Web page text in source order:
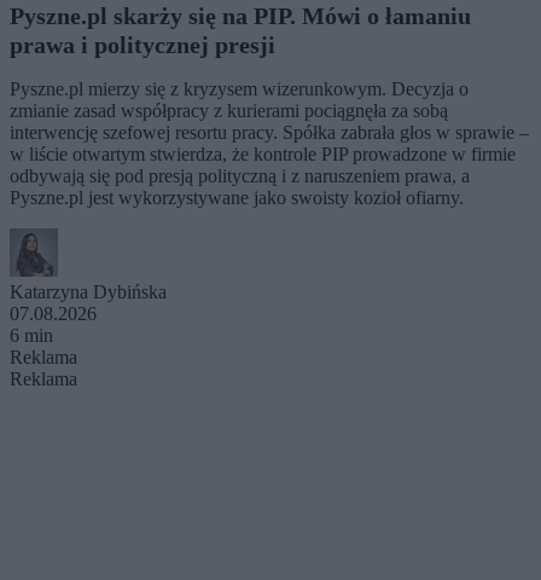
Pyszne.pl skarży się na PIP. Mówi o łamaniu
prawa i politycznej presji
Pyszne.pl mierzy się z kryzysem wizerunkowym. Decyzja o
zmianie zasad współpracy z kurierami pociągnęła za sobą
interwencję szefowej resortu pracy. Spółka zabrała głos w sprawie –
w liście otwartym stwierdza, że kontrole PIP prowadzone w firmie
odbywają się pod presją polityczną i z naruszeniem prawa, a
Pyszne.pl jest wykorzystywane jako swoisty kozioł ofiarny.
Katarzyna Dybińska
07.08.2026
6 min
Reklama
Reklama